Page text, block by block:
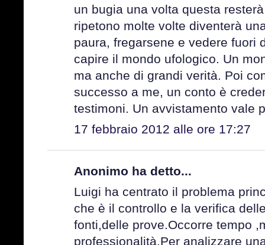
un bugia una volta questa
ripetono molte volte diventerà
paura, fregarsene e vedere fuori
capire il mondo ufologico. Un
ma anche di grandi verità. Poi
successo a me, un conto è
testimoni. Un avvistamento vale
17 febbraio 2012 alle ore 17:27
Anonimo ha detto...
Luigi ha centrato il problema
che è il controllo e la verifica
fonti,delle prove.Occorre tempo
professionalità.Per analizzare